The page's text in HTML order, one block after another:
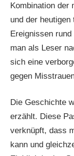
Kombination der
und der
Ereignissen
man als Leser
sich eine
gegen
Die Geschichte
erzählt. Diese
verknüpft, dass
kann und